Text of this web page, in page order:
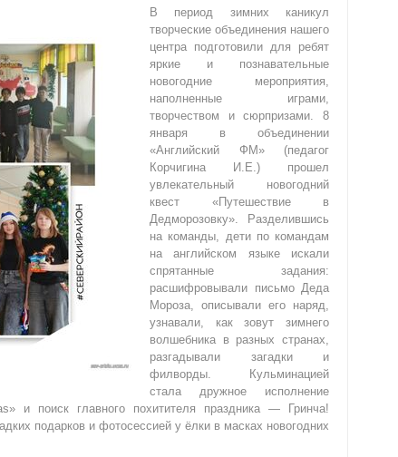
В период зимних каникул
творческие объединения нашего
центра подготовили для ребят
яркие и познавательные
новогодние мероприятия,
наполненные играми,
творчеством и сюрпризами. 8
января в объединении
«Английский ФМ» (педагог
Корчигина И.Е.) прошел
увлекательный новогодний
квест «Путешествие в
Дедморозовку». Разделившись
на команды, дети по командам
на английском языке искали
спрятанные задания:
расшифровывали письмо Деда
Мороза, описывали его наряд,
узнавали, как зовут зимнего
волшебника в разных странах,
разгадывали загадки и
филворды. Кульминацией
стала дружное исполнение
и поиск главного похитителя праздника — Гринча!
подарков и фотосессией у ёлки в масках новогодних